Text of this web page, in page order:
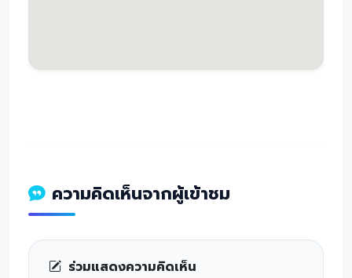
ความคิดเห็นจากผู้เข้าชม
ร่วมแสดงความคิดเห็น